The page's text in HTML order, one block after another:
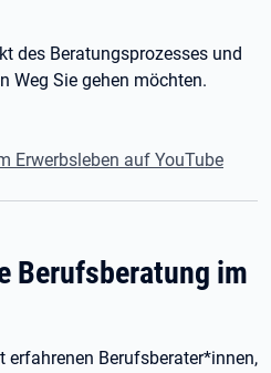
des Beratungsprozesses und
Weg Sie gehen möchten.
Erwerbsleben auf YouTube
Berufsberatung im
erfahrenen Berufsberater*innen,